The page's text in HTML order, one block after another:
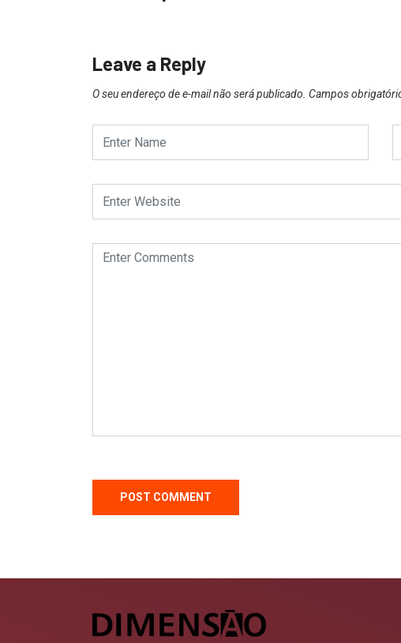
Leave a Reply
O seu endereço de e-mail não será publicado. Campos